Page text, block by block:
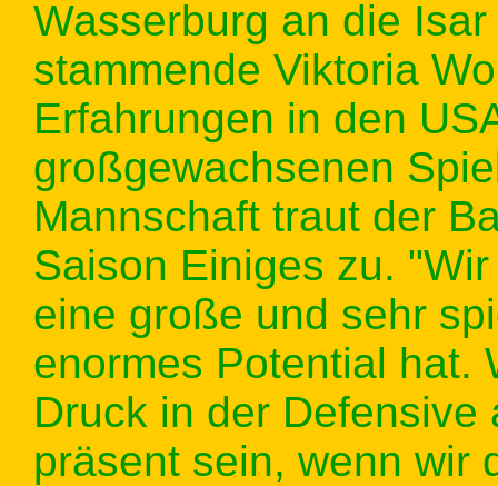
Wasserburg an die
stammende Viktoria
Erfahrungen in den
großgewachsenen
Mannschaft traut der
Saison Einiges zu.
eine große und sehr
enormes Potential hat.
Druck in der
präsent sein, wenn wir